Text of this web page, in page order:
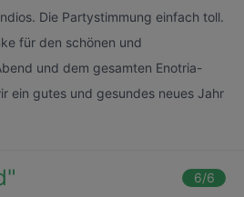
Die Partystimmung einfach toll.
für den schönen und
und dem gesamten Enotria-
ein gutes und gesundes neues Jahr
" 6/6